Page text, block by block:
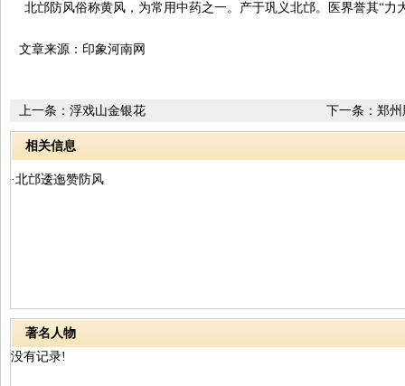
北邙防风俗称黄风，为常用中药之一。产于巩义北邙。医界誉其“力
文章来源：印象河南网
下一条： 郑州
上一条： 浮戏山金银花
相关信息
·北邙逶迤赞防风
著名人物
没有记录!